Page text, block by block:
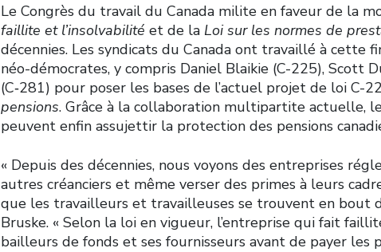
Le Congrès du travail du Canada milite en faveur de la
faillite et l’insolvabilité et de la Loi sur les normes de
décennies. Les syndicats du Canada ont travaillé à cette
néo-démocrates, y compris Daniel Blaikie (C-225), Scott
(C‑281) pour poser les bases de l’actuel projet de loi C-
pensions. Grâce à la collaboration multipartite actuelle,
peuvent enfin assujettir la protection des pensions
« Depuis des décennies, nous voyons des entreprises
autres créanciers et même verser des primes à leurs
que les travailleurs et travailleuses se trouvent en bout
Bruske. « Selon la loi en vigueur, l’entreprise qui fait
bailleurs de fonds et ses fournisseurs avant de payer les